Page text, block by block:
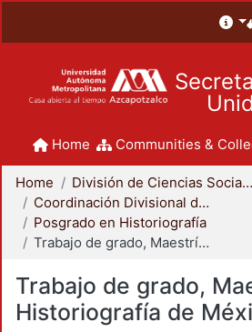
Home Communities &
Home
División de Ciencias Sociales y Humanidades
Coordinación Divisional de Posgrado
Posgrado en Historiografía
Trabajo de grado, Maestría en Historiografía de México
Trabajo de grado,
Historiografía de